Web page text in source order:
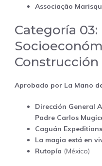
Associação
Categoría
Construcción
Aprobado por La Mano
Dirección General
Padre Carlos
Caguán Expeditions
La magia está en
Rutopía (México)